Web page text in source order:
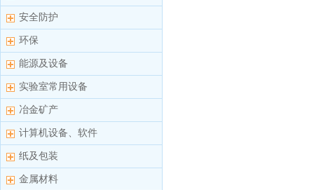
安全防护
环保
能源及设备
实验室常用设备
冶金矿产
计算机设备、软件
纸及包装
金属材料